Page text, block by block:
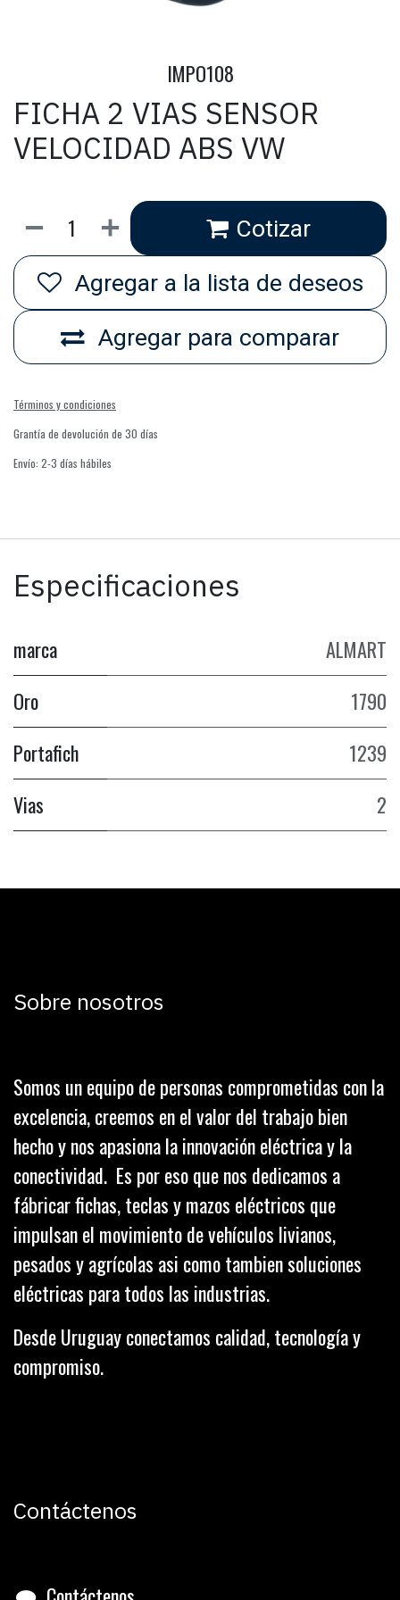
IMPO108
FICHA 2 VIAS SENSOR
VELOCIDAD ABS VW
Cotizar
Agregar para comparar
Agregar a la lista de deseos
Términos y condiciones
Grantía de devolución de 30 días
Envío: 2-3 días hábiles
Especificaciones
marca
ALMART
Oro
1790
Portafich
1239
Vias
2
Sobre nosotros
Somos un equipo de personas comprometidas con la
excelencia, creemos en el valor del trabajo bien
hecho y nos apasiona la innovación eléctrica y la
conectividad. Es por eso que nos dedicamos a
fábricar fichas, teclas y mazos eléctricos que
impulsan el movimiento de vehículos livianos,
pesados y agrícolas asi como tambien soluciones
eléctricas para todos las industrias.
Desde Uruguay conectamos calidad, tecnología y
compromiso.
Contáctenos